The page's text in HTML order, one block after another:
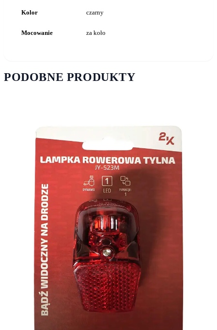
Kolor czarny
Mocowanie za koło
PODOBNE PRODUKTY